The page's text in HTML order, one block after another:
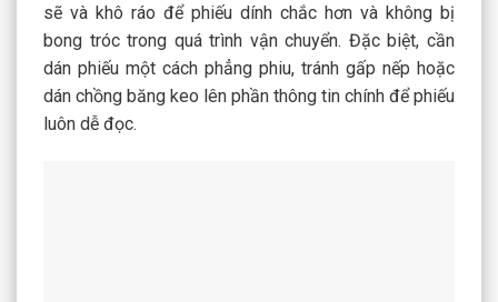
sẽ và khô ráo để phiếu dính chắc hơn và không bị
bong tróc trong quá trình vận chuyển. Đặc biệt, cần
dán phiếu một cách phẳng phiu, tránh gấp nếp hoặc
dán chồng băng keo lên phần thông tin chính để phiếu
luôn dễ đọc.